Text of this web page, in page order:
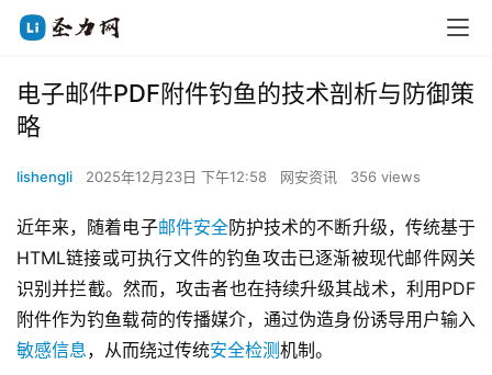
电子邮件PDF附件钓鱼的技术剖析与防御策
略
lishengli 2025年12月23日 下午12:58 网安资讯 356 views
近年来，随着电子邮件安全防护技术的不断升级，传统基于
HTML链接或可执行文件的钓鱼攻击已逐渐被现代邮件网关
识别并拦截。然而，攻击者也在持续升级其战术，利用PDF
附件作为钓鱼载荷的传播媒介，通过伪造身份诱导用户输入
敏感信息，从而绕过传统安全检测机制。